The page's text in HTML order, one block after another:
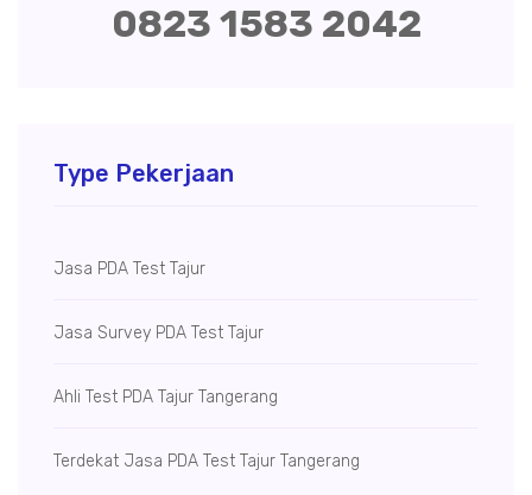
0823 1583 2042
Type Pekerjaan
Jasa PDA Test Tajur
Jasa Survey PDA Test Tajur
Ahli Test PDA Tajur Tangerang
Terdekat Jasa PDA Test Tajur Tangerang